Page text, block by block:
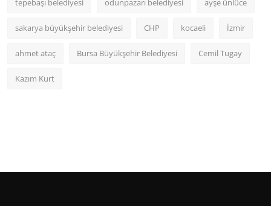
tepebaşı belediyesi odunpazarı belediyesi ayşe ünlüce
sakarya büyükşehir belediyesi CHP kocaeli İzmir
ahmet ataç Bursa Büyükşehir Belediyesi Cemil Tugay
Kazım Kurt